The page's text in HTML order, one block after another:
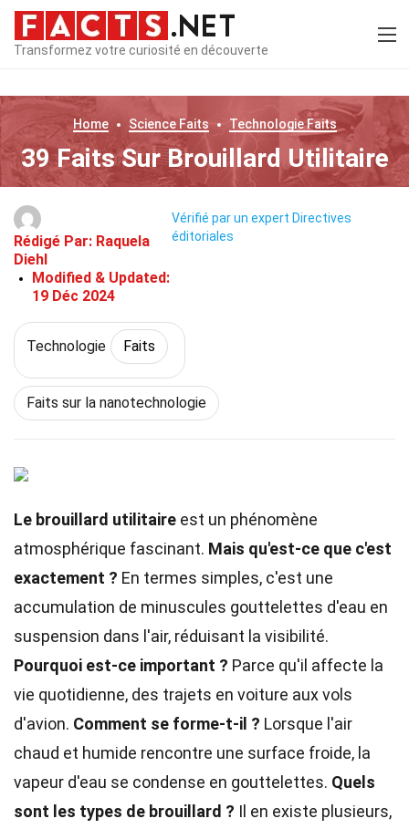
Transformez votre curiosité en découverte
Home ScienceFaits TechnologieFaits
39 Faits Sur Brouillard Utilitaire
Rédigé Par: Raquela
Diehl
Modified & Updated:
19 Déc 2024
Vérifié par un expert Directives
éditoriales
Technologie Faits
Faits sur la nanotechnologie
Le brouillard utilitaire est un phénomène
atmosphérique fascinant. Mais qu'est-ce que c'est
exactement ? En termes simples, c'est une
accumulation de minuscules gouttelettes d'eau en
suspension dans l'air, réduisant la visibilité.
Pourquoi est-ce important ? Parce qu'il affecte la
vie quotidienne, des trajets en voiture aux vols
d'avion. Comment se forme-t-il ? Lorsque l'air
chaud et humide rencontre une surface froide, la
vapeur d'eau se condense en gouttelettes. Quels
sont les types de brouillard ? Il en existe plusieurs,